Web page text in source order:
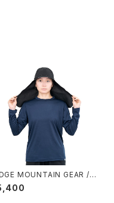
MOUNTAIN GEAR / S
2026